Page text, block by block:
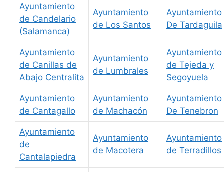
Ayuntamiento
de Candelario
(Salamanca)
Ayuntamiento
de Los Santos
Ayuntamiento
De Tardaguila
Ayuntamiento
de Canillas de
Abajo Centralita
Ayuntamiento
de Lumbrales
Ayuntamiento
de Tejeda y
Segoyuela
Ayuntamiento
de Cantagallo
Ayuntamiento
de Machacón
Ayuntamiento
De Tenebron
Ayuntamiento
de
Cantalapiedra
Ayuntamiento
de Macotera
Ayuntamiento
de Terradillos